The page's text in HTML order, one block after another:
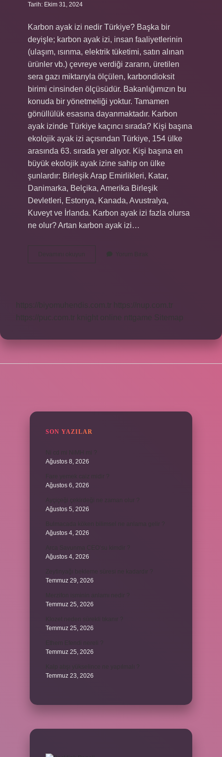
Tarih: Ekim 31, 2024
Karbon ayak izi nedir Türkiye? Başka bir
deyişle; karbon ayak izi, insan faaliyetlerinin
(ulaşım, ısınma, elektrik tüketimi, satın alınan
ürünler vb.) çevreye verdiği zararın, üretilen
sera gazı miktarıyla ölçülen, karbondioksit
birimi cinsinden ölçüsüdür. Bakanlığımızın bu
konuda bir yönetmeliği yoktur. Tamamen
gönüllülük esasına dayanmaktadır. Karbon
ayak izinde Türkiye kaçıncı sırada? Kişi başına
ekolojik ayak izi açısından Türkiye, 154 ülke
arasında 63. sırada yer alıyor. Kişi başına en
büyük ekolojik ayak izine sahip on ülke
şunlardır: Birleşik Arap Emirlikleri, Katar,
Danimarka, Belçika, Amerika Birleşik
Devletleri, Estonya, Kanada, Avustralya,
Kuveyt ve İrlanda. Karbon ayak izi fazla olursa
ne olur? Artan karbon ayak izi…
https://nup.com.tr
knight online nttgame Sitemap
SON YAZILAR
Ağustos 8, 2026
Ağustos 6, 2026
Ağustos 5, 2026
Ağustos 4, 2026
Ağustos 4, 2026
Temmuz 29, 2026
Temmuz 25, 2026
Temmuz 25, 2026
Temmuz 25, 2026
Temmuz 23, 2026